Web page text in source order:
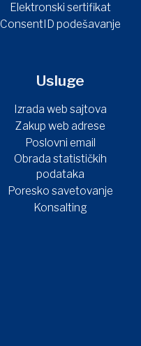
Elektronski sertifikat
ConsentID podešavanje
Usluge
Izrada web sajtova
Zakup web adrese
Poslovni email
Obrada statističkih
podataka
Poresko savetovanje
Konsalting